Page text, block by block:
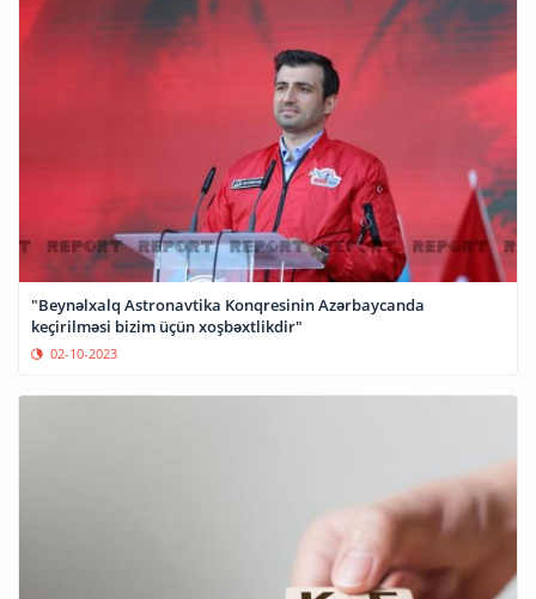
"Beynəlxalq Astronavtika Konqresinin Azərbaycanda
keçirilməsi bizim üçün xoşbəxtlikdir"
02-10-2023